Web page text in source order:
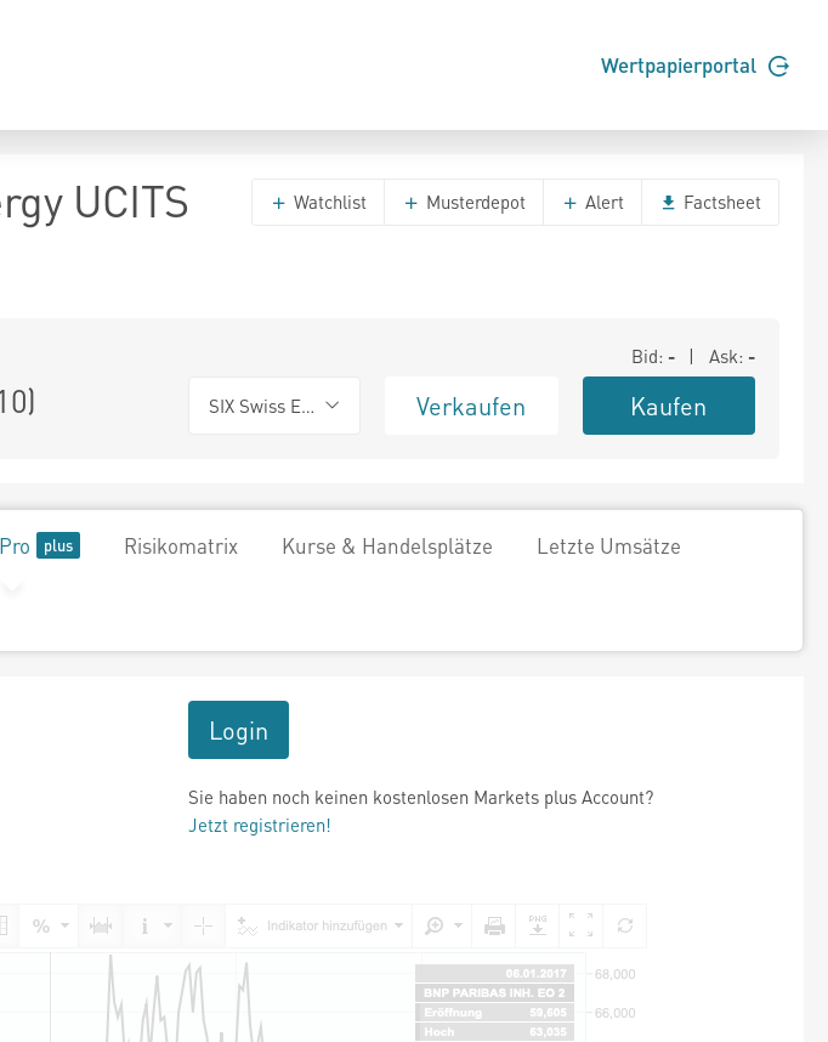
Wertpapierportal
UCITS Watchlist Musterdepot Alert Factsheet
Bid: - | Ask: -
) SIX Swiss Exchange Verkaufen Kaufen
Risikomatrix Kurse & Handelsplätze Letzte Umsätze
Login
Sie haben noch keinen kostenlosen Markets plus Account?
Jetzt registrieren!